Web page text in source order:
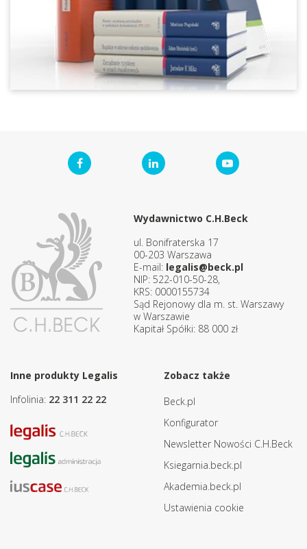
Wydawnictwo C.H.Beck
ul. Bonifraterska 17
00-203 Warszawa
E-mail: legalis@beck.pl
NIP: 522-010-50-28,
KRS: 0000155734
Sąd Rejonowy dla m. st. Warszawy
w Warszawie
Kapitał Spółki: 88 000 zł
Inne produkty Legalis
Infolinia: 22 311 22 22
Zobacz także
Beck.pl
Konfigurator
Newsletter Nowości C.H.Beck
Ksiegarnia.beck.pl
Akademia.beck.pl
Ustawienia cookie